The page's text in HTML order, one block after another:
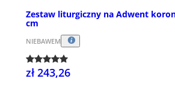
Zestaw liturgiczny na Adwent
cm
NIEBAWEM
zł 243,26